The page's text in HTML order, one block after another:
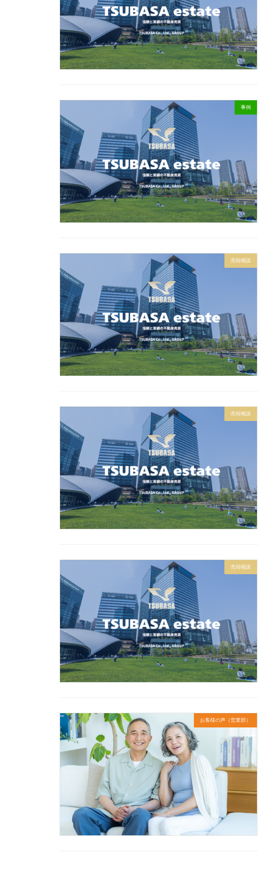
事例
売却相談
売却相談
売却相談
お客様の声（営業部）